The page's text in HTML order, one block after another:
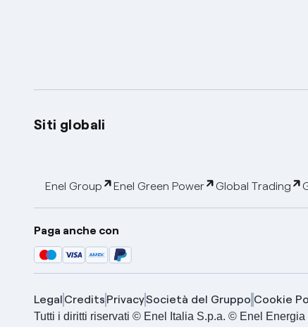
Siti globali
Enel Group Enel Green Power Global Trading
Paga anche con
Legal Credits PrivacySocietà del Gruppo Cookie
Tutti i diritti riservati © Enel Italia S.p.a. © Enel